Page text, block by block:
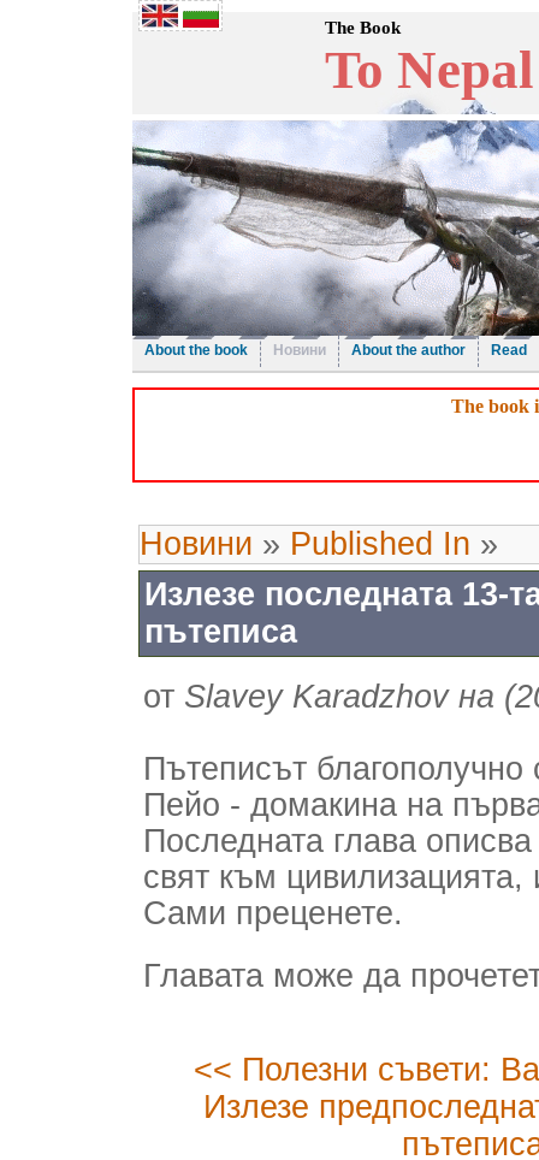
The Book
To
About the book Новини About the author Read
The book
Новини » Published In »
Излезе последната 13-
пътеписа
от Slavey Karadzhov на
Пътеписът благополучно
Пейо - домакина на
Последната глава
свят към цивилизацията,
Сами преценете.
Главата може да
<< Полезни съвети:
Излезе